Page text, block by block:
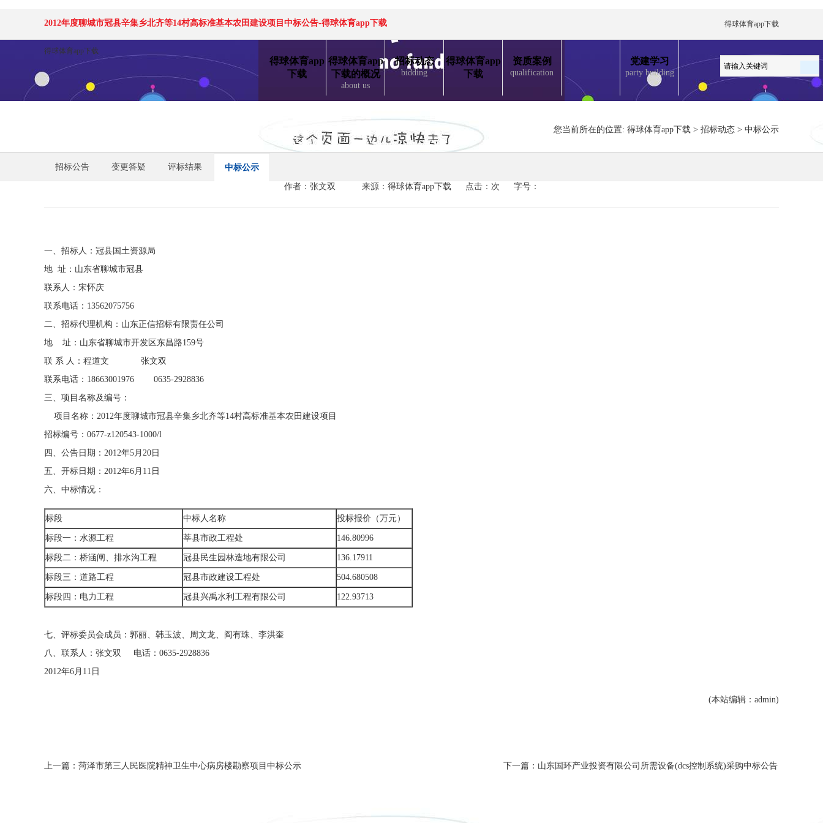
2012年度聊城市冠县辛集乡北齐等14村高标准基本农田建设项目中标公告-得球体育app下载 得球体育app下载
得球体育app下载
得球体育app
下载
得球体育app
下载的概况
about us
招标动态
bidding
得球体育app
下载
资质案例
qualification
党建学习
party building
您当前所在的位置: 得球体育app下载 > 招标动态 > 中标公示
招标公告 变更答疑 评标结果 中标公示
作者：张文双 来源： 得球体育app下载 点击：次 字号：
一、招标人：冠县国土资源局
地 址：山东省聊城市冠县
联系人：宋怀庆
联系电话：13562075756
二、招标代理机构：山东正信招标有限责任公司
地 址：山东省聊城市开发区东昌路159号
联 系 人：程道文 张文双
联系电话：18663001976 0635-2928836
三、项目名称及编号：
项目名称：2012年度聊城市冠县辛集乡北齐等14村高标准基本农田建设项目
招标编号：0677-z120543-1000/l
四、公告日期：2012年5月20日
五、开标日期：2012年6月11日
六、中标情况：
标段 中标人名称 投标报价（万元）
标段一：水源工程 莘县市政工程处 146.80996
标段二：桥涵闸、排水沟工程 冠县民生园林造地有限公司 136.17911
标段三：道路工程 冠县市政建设工程处 504.680508
标段四：电力工程 冠县兴禹水利工程有限公司 122.93713
七、评标委员会成员：郭丽、韩玉波、周文龙、阎有珠、李洪奎
八、联系人：张文双 电话：0635-2928836
2012年6月11日
(本站编辑：admin)
上一篇：菏泽市第三人民医院精神卫生中心病房楼勘察项目中标公示 下一篇：山东国环产业投资有限公司所需设备(dcs控制系统)采购中标公告